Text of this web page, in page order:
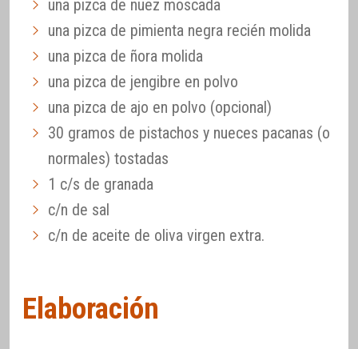
una pizca de nuez moscada
una pizca de pimienta negra recién molida
una pizca de ñora molida
una pizca de jengibre en polvo
una pizca de ajo en polvo (opcional)
30 gramos de pistachos y nueces pacanas (o
normales) tostadas
1 c/s de granada
c/n de sal
c/n de aceite de oliva virgen extra.
Elaboración